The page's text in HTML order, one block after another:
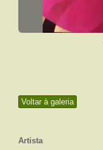
Voltar à galeria
Artista